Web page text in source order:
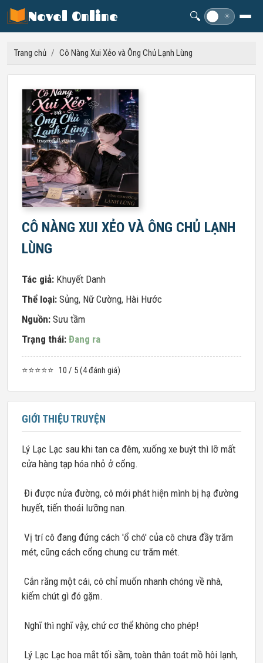
Novel Online 🔍 ☀
Trang chủ / Cô Nàng Xui Xẻo và Ông Chủ Lạnh Lùng
CÔ NÀNG XUI XẺO VÀ ÔNG CHỦ LẠNH
LÙNG
Tác giả: Khuyết Danh
Thể loại: Sủng, Nữ Cường, Hài Hước
Nguồn: Sưu tầm
Trạng thái: Đang ra
⭐⭐⭐⭐⭐ 10 / 5 (4 đánh giá)
GIỚI THIỆU TRUYỆN
Lý Lạc Lạc sau khi tan ca đêm, xuống xe buýt thì lỡ mất
cửa hàng tạp hóa nhỏ ở cổng.
Đi được nửa đường, cô mới phát hiện mình bị hạ đường
huyết, tiến thoái lưỡng nan.
Vị trí cô đang đứng cách 'ổ chó' của cô chưa đầy trăm
mét, cũng cách cổng chung cư trăm mét.
Cắn răng một cái, cô chỉ muốn nhanh chóng về nhà,
kiếm chút gì đó gặm.
Nghĩ thì nghĩ vậy, chứ cơ thể không cho phép!
Lý Lạc Lạc hoa mắt tối sầm, toàn thân toát mồ hôi lạnh,